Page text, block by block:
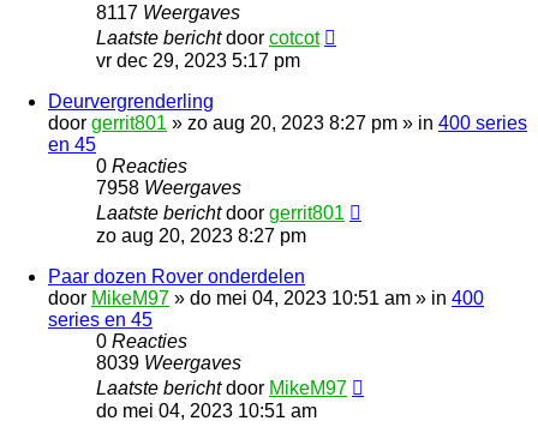
8117 Weergaves
Laatste berichtdoor cotcot
vr dec 29, 2023 5:17 pm
Deurvergrenderling
door gerrit801 » zo aug 20, 2023 8:27 pm » in 400 series
en 45
0 Reacties
7958 Weergaves
Laatste berichtdoor gerrit801
zo aug 20, 2023 8:27 pm
Paar dozen Rover onderdelen
door MikeM97 » do mei 04, 2023 10:51 am » in 400
series en 45
0 Reacties
8039 Weergaves
Laatste berichtdoor MikeM97
do mei 04, 2023 10:51 am